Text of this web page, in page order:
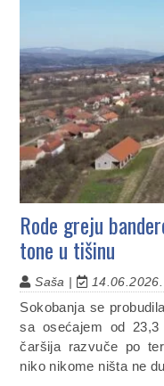
Rode greju
tone u tišinu
Saša | 14.06.2026.
Sokobanja se
sa osećajem od
čaršija razvuče po
niko nikome ništa ne